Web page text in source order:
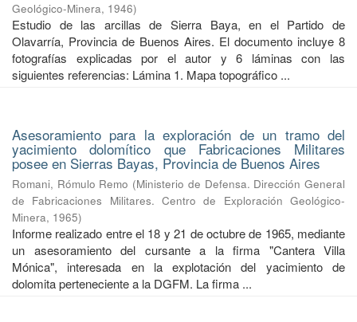
Geológico-Minera, 1946)
Estudio de las arcillas de Sierra Baya, en el Partido de
Olavarría, Provincia de Buenos Aires. El documento incluye 8
fotografías explicadas por el autor y 6 láminas con las
siguientes referencias: Lámina 1. Mapa topográfico ...
Asesoramiento para la exploración de un tramo del
yacimiento dolomítico que Fabricaciones Militares
posee en Sierras Bayas, Provincia de Buenos Aires
Romani, Rómulo Remo (Ministerio de Defensa. Dirección General
de Fabricaciones Militares. Centro de Exploración Geológico-
Minera, 1965)
Informe realizado entre el 18 y 21 de octubre de 1965, mediante
un asesoramiento del cursante a la firma "Cantera Villa
Mónica", interesada en la explotación del yacimiento de
dolomita perteneciente a la DGFM. La firma ...